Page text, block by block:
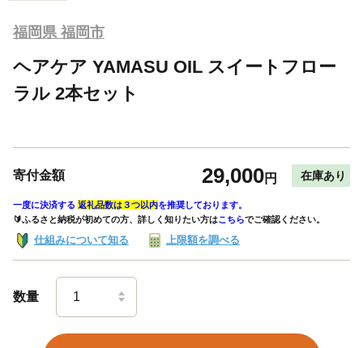
福岡県 福岡市
ヘアケア YAMASU OIL スイートフロー
ラル 2本セット
寄付金額 29,000円 在庫あり
一度に決済する 返礼品数は３つ以内を推奨しております。
🔰ふるさと納税が初めての方、詳しく知りたい方はこちらでご確認ください。
仕組みについて知る 上限額を調べる
数量